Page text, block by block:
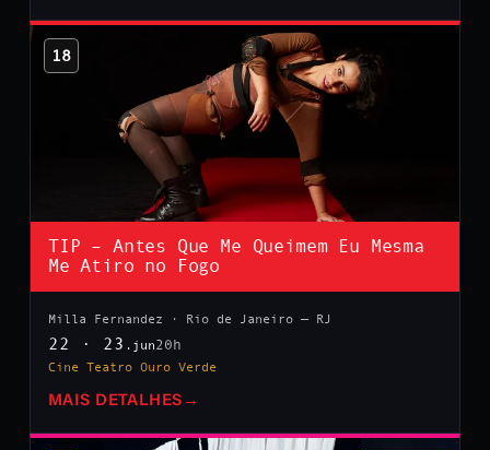
18
TIP – Antes Que Me Queimem Eu Mesma
Me Atiro no Fogo
Milla Fernandez · Rio de Janeiro — RJ
22 · 23 .jun20h
Cine Teatro Ouro Verde
MAIS DETALHES →